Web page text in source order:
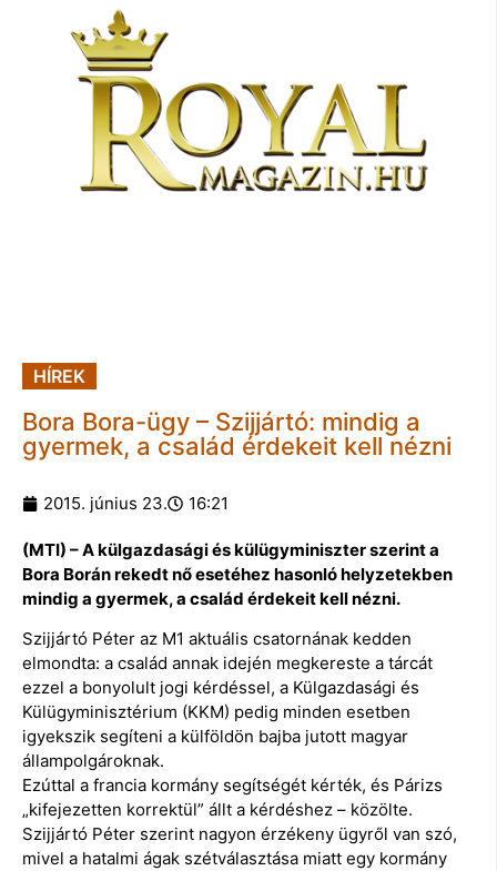
HÍREK
Bora Bora-ügy – Szijjártó: mindig a
gyermek, a család érdekeit kell nézni
2015. június 23. 16:21
(MTI) – A külgazdasági és külügyminiszter szerint a
Bora Borán rekedt nő esetéhez hasonló helyzetekben
mindig a gyermek, a család érdekeit kell nézni.
Szijjártó Péter az M1 aktuális csatornának kedden
elmondta: a család annak idején megkereste a tárcát
ezzel a bonyolult jogi kérdéssel, a Külgazdasági és
Külügyminisztérium (KKM) pedig minden esetben
igyekszik segíteni a külföldön bajba jutott magyar
állampolgároknak.
Ezúttal a francia kormány segítségét kérték, és Párizs
„kifejezetten korrektül” állt a kérdéshez – közölte.
Szijjártó Péter szerint nagyon érzékeny ügyről van szó,
mivel a hatalmi ágak szétválasztása miatt egy kormány